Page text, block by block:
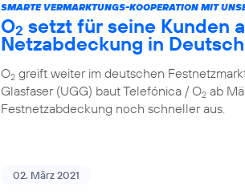
SMARTE VERMARKTUNGS-KOOPERATION MIT
O2 setzt für seine Kunden
Netzabdeckung in
O2 greift weiter im deutschen
Glasfaser (UGG) baut Telefónica / O2 ab
Festnetzabdeckung noch schneller aus.
02. März 2021